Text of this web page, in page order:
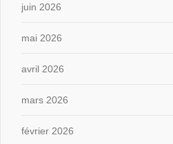
juin 2026
mai 2026
avril 2026
mars 2026
février 2026